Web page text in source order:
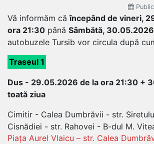
Vă informăm căîncepând de vineri,
ora 21:30 până Sâmbătă, 30.05.2026
autobuzele Tursib vor circula după
Traseul 1
Dus - 29.05.2026 de la ora 21:30 +
toată ziua
Cimitir - Calea Dumbrăvii - str.
Cisnădiei - str. Rahovei - B-dul M.
Piața Aurel Vlaicu – str. Calea